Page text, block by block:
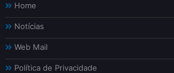
Home
Notícias
Web Mail
Política de Privacidade